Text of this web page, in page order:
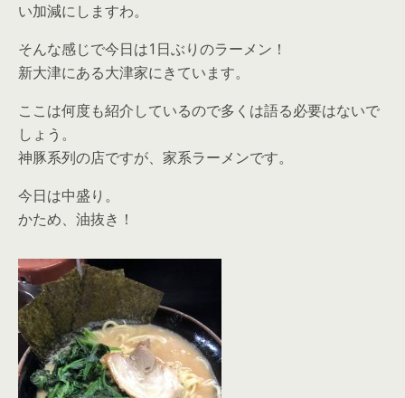
い加減にしますわ。
そんな感じで今日は1日ぶりのラーメン！
新大津にある大津家にきています。
ここは何度も紹介しているので多くは語る必要はないで
しょう。
神豚系列の店ですが、家系ラーメンです。
今日は中盛り。
かため、油抜き！